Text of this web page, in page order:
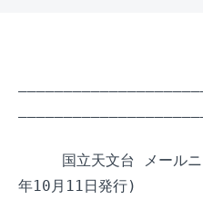
国立天文台 メールニ
年10月11日発行)